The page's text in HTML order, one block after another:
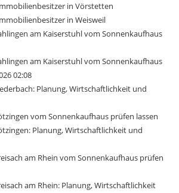
in Vörstetten
in Weisweil
am Kaiserstuhl vom Sonnenkaufhaus
am Kaiserstuhl vom Sonnenkaufhaus
02:08
Planung, Wirtschaftlichkeit und
vom Sonnenkaufhaus prüfen lassen
Planung, Wirtschaftlichkeit und
am Rhein vom Sonnenkaufhaus prüfen
am Rhein: Planung, Wirtschaftlichkeit